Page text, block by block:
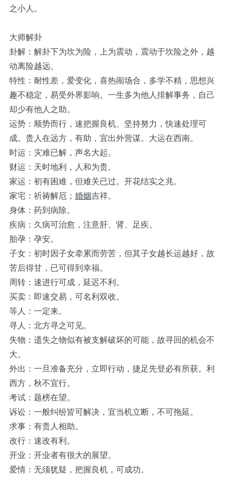
之小人。
大师解卦
卦解：解卦下为坎为险，上为震动，震动于坎险之外，越
动离险越远。
特性：耐性差，爱变化，喜热闹场合，多学不精，思想兴
趣不稳定，易受外界影响。一生多为他人排解事务，自己
却少有他人之助。
运势：顺势而行，速把握良机、坚持努力，快速处理可
成。贵人在远方，有助，宜出外营谋。大运在西南。
时运：灾难已解，声名大起。
财运：天时地利，人和为贵。
家运：初有困难，但难关已过。开花结实之兆。
家宅：祈祷解厄； 婚姻吉祥。
身体：药到病除。
疾病：久病可治愈，注意肝、肾、足疾。
胎孕：孕安。
子女：初时因子女牵累而劳苦，但其子女越长运越好，故
苦后得甘，已可得到幸福。
周转：速进行可成，延迟不利。
买卖：即速交易，可名利双收。
等人：一定来。
寻人：北方寻之可见。
失物：遗失之物似有被支解破坏的可能，故寻回的机会不
大。
外出：一旦准备充分，立即行动，捷足先登必有所获。利
西方，秋不宜行。
考试：题榜在望。
诉讼：一般纠纷皆可解决，宜当机立断，不可拖延。
求事：有贵人相助。
改行：速改有利。
开业：开业者有很大的展望。
爱情：无须犹疑，把握良机，可成功。